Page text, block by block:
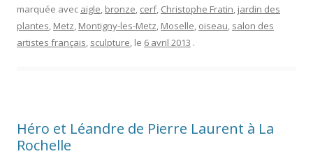
marquée avec aigle, bronze, cerf, Christophe Fratin, jardin des
plantes, Metz, Montigny-les-Metz, Moselle, oiseau, salon des
artistes français, sculpture, le 6 avril 2013 .
Héro et Léandre de Pierre Laurent à La
Rochelle